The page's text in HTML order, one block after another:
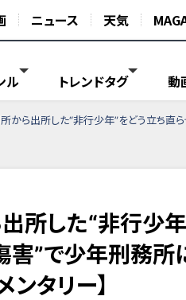
ニュース 天気
ル トレンドタグ 動
から出所した“非行少年”をどう立ち直
所した“非行少
”で少年刑務所
タリー】